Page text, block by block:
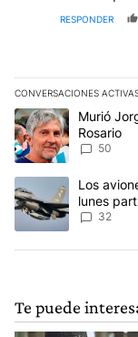
RESPONDER
CONVERSACIONES
Este listado
Un artículo deMurió
Rosario
50
Un artículo de
Los
lunes
Aérea
32